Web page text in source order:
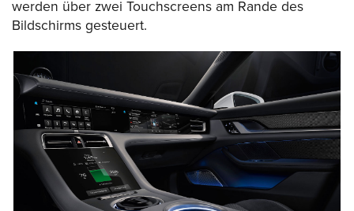
werden über zwei Touchscreens am Rande des
Bildschirms gesteuert.